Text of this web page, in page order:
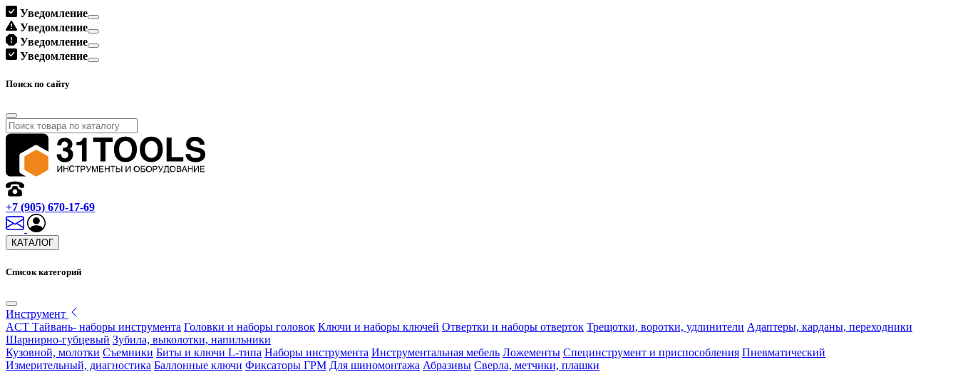
Уведомление
Уведомление
Уведомление
Уведомление
Поиск по сайту
+7 (905) 670-17-69
КАТАЛОГ
Список категорий
Инструмент
ACT Тайвань- наборы инструмента Головки и наборы головок Ключи и наборы ключей Отвертки и наборы отверток Трещотки, воротки, удлинители Адаптеры, карданы, переходники
Шарнирно-губцевый Зубила, выколотки, напильники
Кузовной, молотки Съемники Биты и ключи L-типа Наборы инструмента Инструментальная мебель Ложементы Специнструмент и приспособления Пневматический
Измерительный, диагностика Баллонные ключи Фиксаторы ГРМ Для шиномонтажа Абразивы Сверла, метчики, плашки